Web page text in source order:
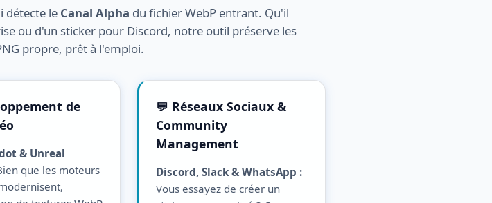
détecte le Canal Alpha du fichier WebP entrant. Qu'il
ou d'un sticker pour Discord, notre outil préserve les
propre, prêt à l'emploi.
de
& Unreal
que les moteurs
💬 Réseaux Sociaux &
Community
Management
Discord, Slack & WhatsApp :
Vous essayez de créer un